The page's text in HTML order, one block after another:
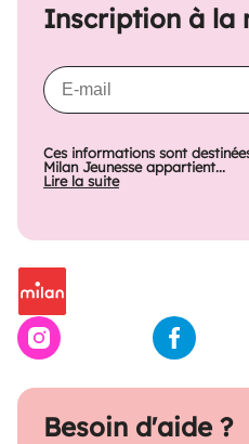
Besoin d'aide ?
Inscription à la
Ces informations sont
Milan Jeunesse appartient...
Lire la suite